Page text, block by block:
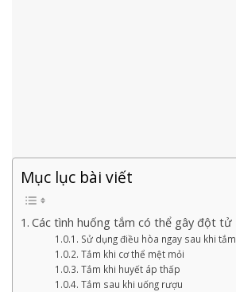
Mục lục bài viết
Các tình huống tắm có thể gây đột tử
Sử dụng điều hòa ngay sau khi tắm
Tắm khi cơ thể mệt mỏi
Tắm khi huyết áp thấp
Tắm sau khi uống rượu